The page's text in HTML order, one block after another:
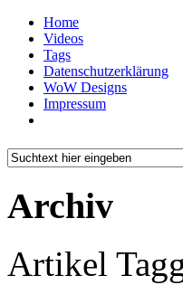
Home
Videos
Tags
Datenschutzerklärung
WoW Designs
Impressum
Archiv
Artikel